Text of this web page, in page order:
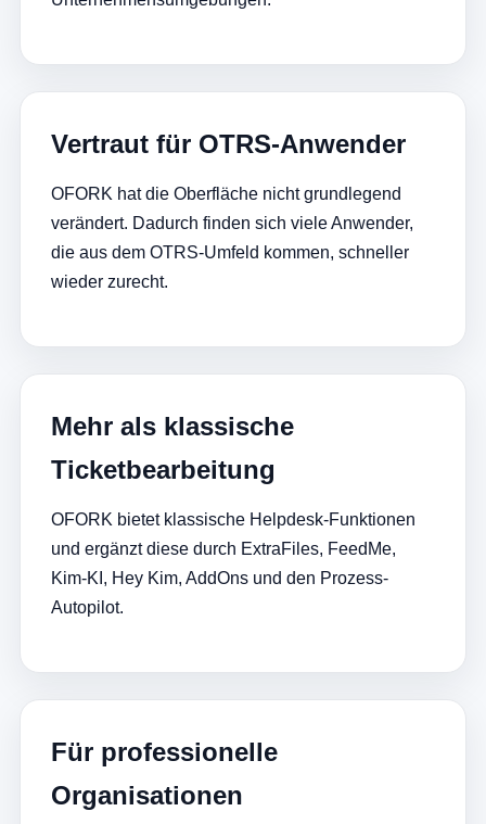
Vertraut für OTRS-Anwender
OFORK hat die Oberfläche nicht grundlegend
verändert. Dadurch finden sich viele Anwender,
die aus dem OTRS-Umfeld kommen, schneller
wieder zurecht.
Mehr als klassische
Ticketbearbeitung
OFORK bietet klassische Helpdesk-Funktionen
und ergänzt diese durch ExtraFiles, FeedMe,
Kim-KI, Hey Kim, AddOns und den Prozess-
Autopilot.
Für professionelle
Organisationen